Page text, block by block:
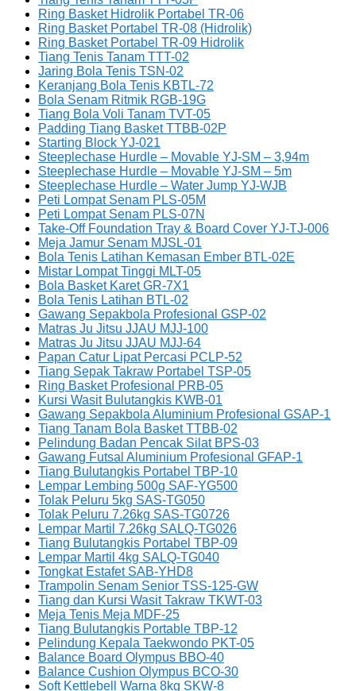
Ring Basket Hidrolik Portabel TR-06
Ring Basket Portabel TR-08 (Hidrolik)
Ring Basket Portabel TR-09 Hidrolik
Tiang Tenis Tanam TTT-02
Jaring Bola Tenis TSN-02
Keranjang Bola Tenis KBTL-72
Bola Senam Ritmik RGB-19G
Tiang Bola Voli Tanam TVT-05
Padding Tiang Basket TTBB-02P
Starting Block YJ-021
Steeplechase Hurdle – Movable YJ-SM – 3,94m
Steeplechase Hurdle – Movable YJ-SM – 5m
Steeplechase Hurdle – Water Jump YJ-WJB
Peti Lompat Senam PLS-05M
Peti Lompat Senam PLS-07N
Take-Off Foundation Tray & Board Cover YJ-TJ-006
Meja Jamur Senam MJSL-01
Bola Tenis Latihan Kemasan Ember BTL-02E
Mistar Lompat Tinggi MLT-05
Bola Basket Karet GR-7X1
Bola Tenis Latihan BTL-02
Gawang Sepakbola Profesional GSP-02
Matras Ju Jitsu JJAU MJJ-100
Matras Ju Jitsu JJAU MJJ-64
Papan Catur Lipat Percasi PCLP-52
Tiang Sepak Takraw Portabel TSP-05
Ring Basket Profesional PRB-05
Kursi Wasit Bulutangkis KWB-01
Gawang Sepakbola Aluminium Profesional GSAP-1
Tiang Tanam Bola Basket TTBB-02
Pelindung Badan Pencak Silat BPS-03
Gawang Futsal Aluminium Profesional GFAP-1
Tiang Bulutangkis Portabel TBP-10
Lempar Lembing 500g SAF-YG500
Tolak Peluru 5kg SAS-TG050
Tolak Peluru 7.26kg SAS-TG0726
Lempar Martil 7.26kg SALQ-TG026
Tiang Bulutangkis Portabel TBP-09
Lempar Martil 4kg SALQ-TG040
Tongkat Estafet SAB-YHD8
Trampolin Senam Senior TSS-125-GW
Tiang dan Kursi Wasit Takraw TKWT-03
Meja Tenis Meja MDF-25
Tiang Bulutangkis Portable TBP-12
Pelindung Kepala Taekwondo PKT-05
Balance Board Olympus BBO-40
Balance Cushion Olympus BCO-30
Soft Kettlebell Warna 8kg SKW-8